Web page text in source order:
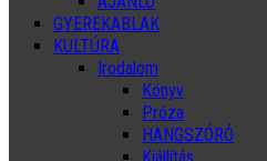
GYEREKABLAK
KULTÚRA
Irodalom
Könyv
Próza
HANGSZÓRÓ